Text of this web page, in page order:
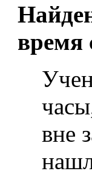
время
вне